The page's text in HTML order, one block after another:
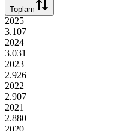
Toplam
2025
3.107
2024
3.031
2023
2.926
2022
2.907
2021
2.880
2020